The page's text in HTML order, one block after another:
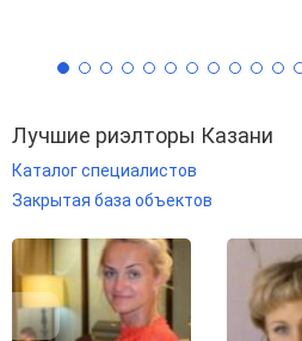
Лучшие риэлторы Казани
Каталог специалистов
Закрытая база объектов